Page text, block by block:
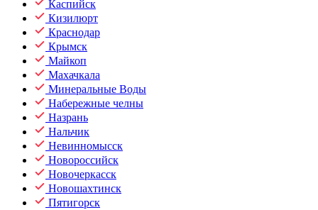
Каспийск
Кизилюрт
Краснодар
Крымск
Майкоп
Махачкала
Минеральные Воды
Набережные челны
Назрань
Нальчик
Невинномысск
Новороссийск
Новочеркасск
Новошахтинск
Пятигорск